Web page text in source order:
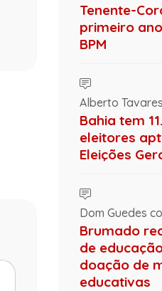
Tenente-
primeiro
BPM
Alberto
Bahia tem
eleitores
Eleições
Dom Guedes
Brumado
de
doação de
educativas